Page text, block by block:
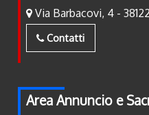
Via Barbacovi, 4 -
Contatti
Area Annuncio e